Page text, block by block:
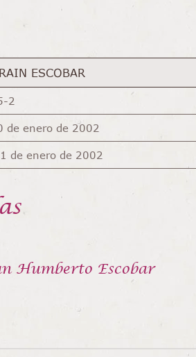
ESCOBAR
2
de enero de 2002
de enero de 2002
Humberto Escobar